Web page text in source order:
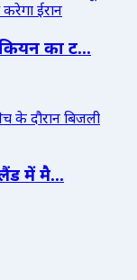
का ट...
में मै...